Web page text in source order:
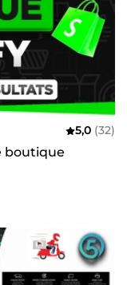
5,0 (32)
boutique